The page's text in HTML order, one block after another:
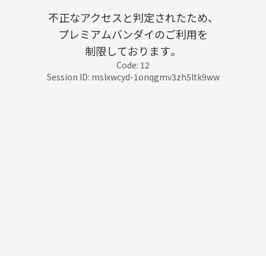
不正なアクセスと判定されたため、
プレミアムバンダイのご利用を
制限しております。
Code: 12
Session ID: mslxwcyd-1onqgmv3zh5ltk9ww